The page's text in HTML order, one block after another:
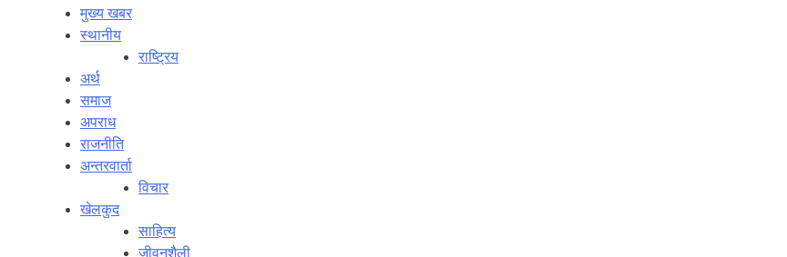
मुख्य खबर
स्थानीय
राष्ट्रिय
अर्थ
समाज
अपराध
राजनीति
अन्तरवार्ता
विचार
खेलकुद
साहित्य
जीवनशैली